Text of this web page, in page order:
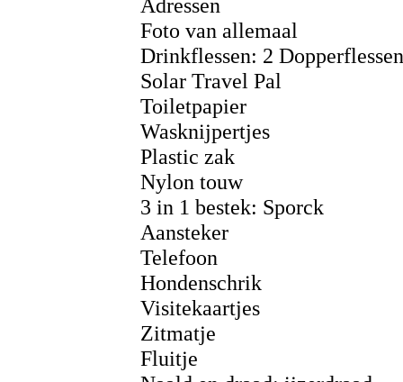
Adressen
Foto van allemaal
Drinkflessen: 2 Dopperflessen
Solar Travel Pal
Toiletpapier
Wasknijpertjes
Plastic zak
Nylon touw
3 in 1 bestek: Sporck
Aansteker
Telefoon
Hondenschrik
Visitekaartjes
Zitmatje
Fluitje